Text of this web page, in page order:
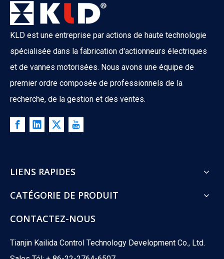
KLD est une entreprise par actions de haute technologie
spécialisée dans la fabrication d'actionneurs électriques
et de vannes motorisées. Nous avons une équipe de
premier ordre composée de professionnels de la
recherche, de la gestion et des ventes.
LIENS RAPIDES
CATÉGORIE DE PRODUIT
CONTACTEZ-NOUS
Tianjin Kailida Control Technology Development Co., Ltd.